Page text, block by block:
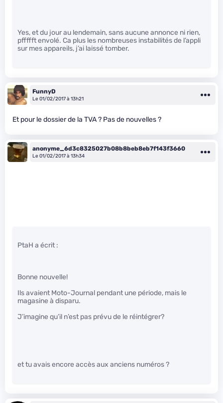
Yes, et du jour au lendemain, sans aucune annonce ni rien,
pffffft envolé. Ca plus les nombreuses instabilités de l’appli
sur mes appareils, j’ai laissé tomber.
FunnyD
Le 01/02/2017 à 13h21
Et pour le dossier de la TVA ? Pas de nouvelles ?
anonyme_6d3c8325027b08b8beb8eb7f143f3660
Le 01/02/2017 à 13h34
PtaH a écrit :
Bonne nouvelle!
Ils avaient Moto-Journal pendant une période, mais le
magasine à disparu.
J’imagine qu’il n’est pas prévu de le réintégrer?
et tu avais encore accès aux anciens numéros ?